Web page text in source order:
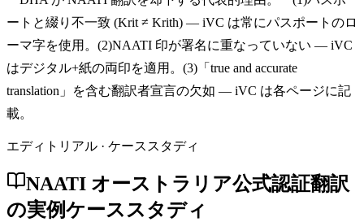
ートと綴り不一致 (Krit ≠ Krith) — iVC は常にパスポートのロ
ーマ字を使用。(2)NAATI 印が署名に重なっていない — iVC
はデジタル+紙の両印を適用。(3)「true and accurate
translation」を含む翻訳者宣言の欠如 — iVC は各ページに記
載。
エディトリアル · ケーススタディ
NAATI オーストラリア公式認証翻訳
の実例ケーススタディ